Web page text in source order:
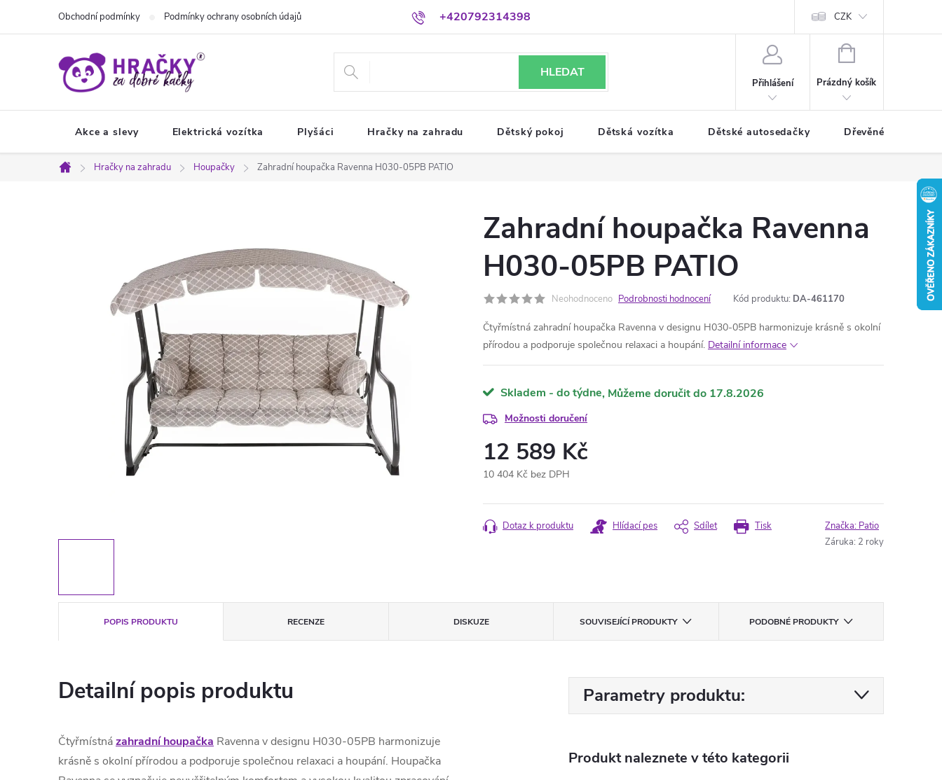
+420792314398
Obchodní podmínky Podmínky ochrany osobních údajů CZK
HLEDAT
Přihlášení
NÁKUPNÍ
Prázdný košík
Akce a slevy Elektrická vozítka Plyšáci Hračky na zahradu Dětský pokoj Dětská vozítka Dětské autosedačky Dřevěné hračky
Domů
Hračky na zahradu Houpačky Zahradní houpačka Ravenna H030-05PB PATIO
Zahradní houpačka Ravenna
H030-05PB PATIO
Neohodnoceno Podrobnosti hodnocení Kód produktu: DA-461170
Čtyřmístná zahradní houpačka Ravenna v designu H030-05PB harmonizuje krásně s okolní
přírodou a podporuje společnou relaxaci a houpání. Detailní informace
Skladem - do týdne 17.8.2026
Možnosti doručení
12 589 Kč
10 404 Kč bez DPH
cena:
Tisk
Dotaz k produktu Hlídací pes Sdílet Značka: Patio
Záruka: 2 roky
POPIS PRODUKTU RECENZE DISKUZE SOUVISEJÍCÍ PRODUKTY PODOBNÉ PRODUKTY
Detailní popis produktu
Čtyřmístnázahradní houpačka Ravenna v designu H030-05PB harmonizuje
krásně s okolní přírodou a podporuje společnou relaxaci a houpání. Houpačka
Parametry produktu:
Produkt naleznete v této kategorii